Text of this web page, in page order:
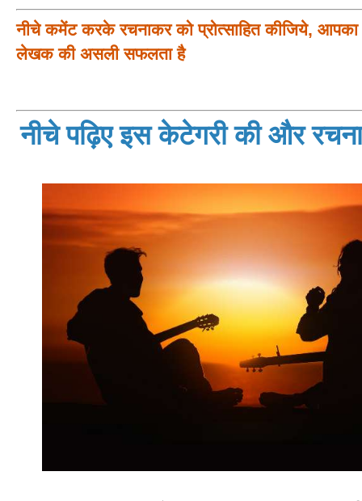
नीचे कमेंट करके रचनाकर को प्रोत्साहित कीजिये, आपका
लेखक की असली सफलता है
नीचे पढ़िए इस केटेगरी की और